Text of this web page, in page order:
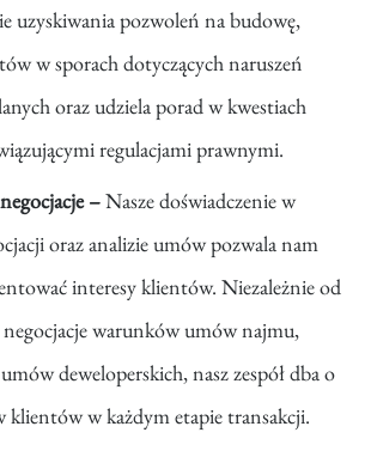
uzyskiwania pozwoleń na budowę,
w sporach dotyczących naruszeń
oraz udziela porad w kwestiach
regulacjami prawnymi.
–Nasze doświadczenie w
oraz analizie umów pozwala nam
interesy klientów. Niezależnie od
warunków umów najmu,
deweloperskich, nasz zespół dba o
klientów w każdym etapie transakcji.